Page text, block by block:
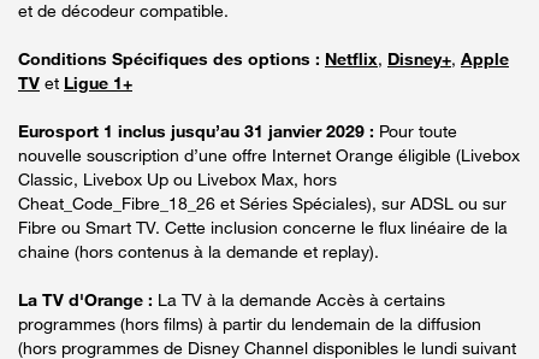
et de décodeur compatible.
Conditions Spécifiques des options : Netflix, Disney+, Apple
TV et Ligue 1+
Eurosport 1 inclus jusqu’au 31 janvier 2029 : Pour toute
nouvelle souscription d’une offre Internet Orange éligible (Livebox
Classic, Livebox Up ou Livebox Max, hors
Cheat_Code_Fibre_18_26 et Séries Spéciales), sur ADSL ou sur
Fibre ou Smart TV. Cette inclusion concerne le flux linéaire de la
chaine (hors contenus à la demande et replay).
La TV d'Orange : La TV à la demande Accès à certains
programmes (hors films) à partir du lendemain de la diffusion
(hors programmes de Disney Channel disponibles le lundi suivant